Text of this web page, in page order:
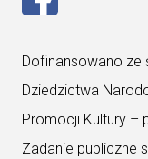
Dofinansowano ze
Dziedzictwa
Promocji Kultury –
Zadanie publiczne